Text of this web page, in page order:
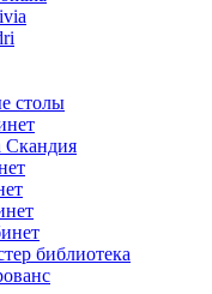
столы
Скандия
библиотека